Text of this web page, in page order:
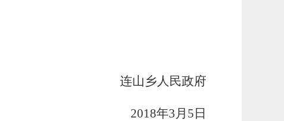
连山乡人民政府
2018年3月5日